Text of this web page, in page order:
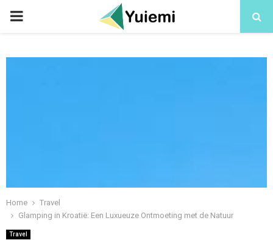
PRIMARY
Home
Travel
Glamping in Kroatië: Een Luxueuze Ontmoeting met de Natuur
Travel